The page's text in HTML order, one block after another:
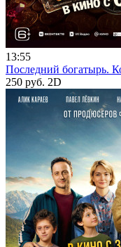
13:55
Последний богатырь.
250 руб. 2D